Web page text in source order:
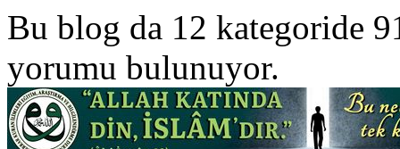
Bu blog da 12 kategoride
yorumu bulunuyor.